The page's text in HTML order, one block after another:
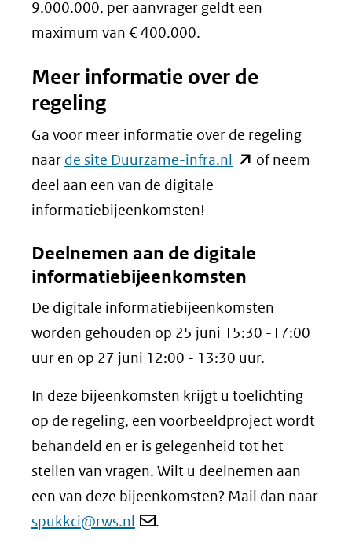
9.000.000, per aanvrager geldt een
maximum van € 400.000.
Meer informatie over de
regeling
Ga voor meer informatie over de regeling
naar de site Duurzame-infra.nl (opent
(verwijst
naar
een
andere
website)
of neem
deel aan een van de digitale
informatiebijeenkomsten!
Deelnemen aan de digitale
informatiebijeenkomsten
De digitale informatiebijeenkomsten
worden gehouden op 25 juni 15:30 -17:00
uur en op 27 juni 12:00 - 13:30 uur.
In deze bijeenkomsten krijgt u toelichting
op de regeling, een voorbeeldproject wordt
behandeld en er is gelegenheid tot het
stellen van vragen. Wilt u deelnemen aan
een van deze bijeenkomsten? Mail dan naar
spukkci@rws.nl
.